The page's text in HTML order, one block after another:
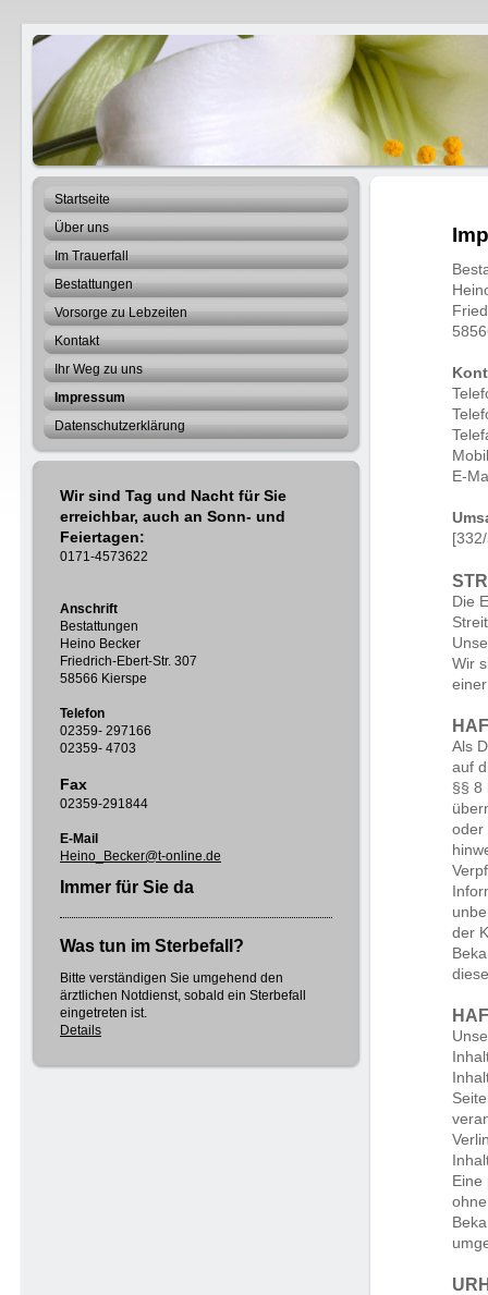
Heino
Startseite
Über uns
Im Trauerfall
Bestattungen
Vorsorge zu Lebzeiten
Kontakt
Ihr Weg zu uns
Impressum
Datenschutzerklärung
Wir sind Tag und Nacht für Sie
erreichbar, auch an Sonn- und
Feiertagen:
0171-4573622
Anschrift
Bestattungen
Heino Becker
Friedrich-Ebert-Str. 307
58566 Kierspe
Telefon
02359- 297166
02359- 4703
Fax
02359-291844
E-Mail
Heino_Becker@t-online.de
Immer für Sie da
Was tun im Sterbefall?
Bitte verständigen Sie umgehend den
ärztlichen Notdienst, sobald ein Sterbefall
eingetreten ist.
Details
E-
Die
Wir
Als
auf
§§ 8
oder
der
Eine